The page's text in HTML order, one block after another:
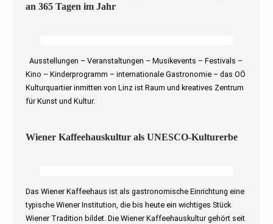
an 365 Tagen im Jahr
Ausstellungen – Veranstaltungen – Musikevents – Festivals –
Kino – Kinderprogramm – internationale Gastronomie – das OÖ
Kulturquartier inmitten von Linz ist Raum und kreatives Zentrum
für Kunst und Kultur.
Wiener Kaffeehauskultur als UNESCO-Kulturerbe
Das Wiener Kaffeehaus ist als gastronomische Einrichtung eine
typische Wiener Institution, die bis heute ein wichtiges Stück
Wiener Tradition bildet. Die Wiener Kaffeehauskultur gehört seit